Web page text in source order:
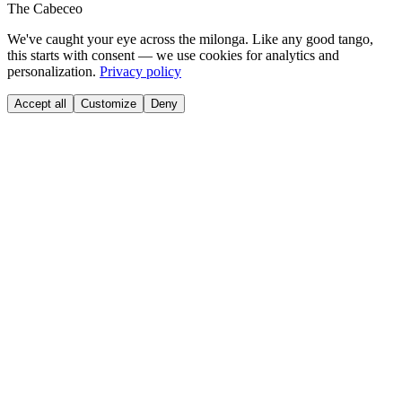
The Cabeceo
We've caught your eye across the milonga. Like any good tango,
this starts with consent — we use cookies for analytics and
personalization. Privacy policy
Accept all Customize Deny